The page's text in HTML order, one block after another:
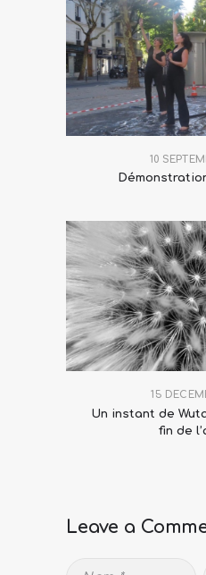
10
15
Un instant de
fin de
Leave a